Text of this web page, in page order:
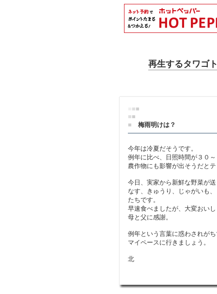
再生するタワゴ
■■
■■
■
梅雨明けは？
今年は冷夏だそうです。
例年に比べ、日照時間が３０
農作物にも影響が出そうだと
今日、実家から新鮮な野菜が
なす、きゅうり、じゃがいも
たちです。
早速食べましたが、大変おい
母と父に感謝。
例年という言葉に惑わされが
マイペースに行きましょう。
北